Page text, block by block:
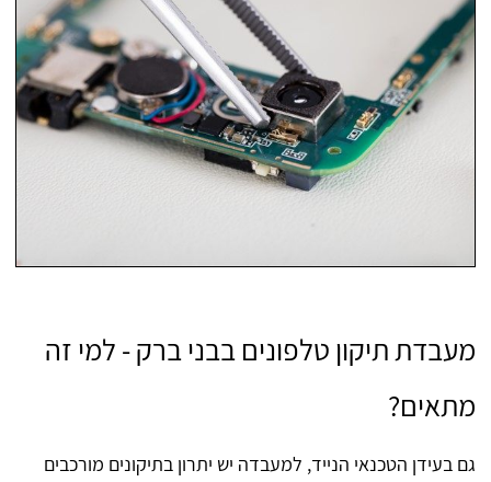
מעבדת תיקון טלפונים בבני ברק - למי זה
מתאים?
גם בעידן הטכנאי הנייד, למעבדה יש יתרון בתיקונים מורכבים